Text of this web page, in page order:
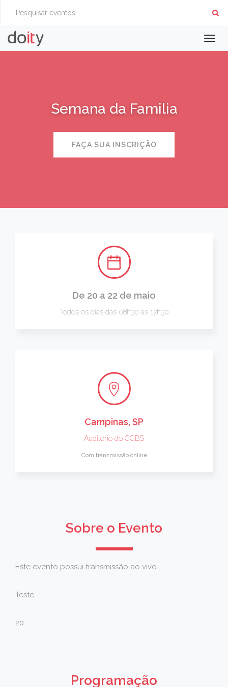
Semana da Familia
FAÇA SUA INSCRIÇÃO
De 20 a 22 de maio
Todos os dias das 08h30 às 17h30
Campinas, SP
Auditorio do GGBS
Com transmissão online
Sobre o Evento
Este evento possui transmissão ao vivo.
Teste
20
Programação